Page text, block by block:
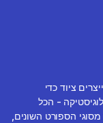
ציוד כדי
- הכל
הספורט השונים,